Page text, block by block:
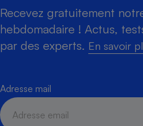
Recevez gratuitement
hebdomadaire ! Actus,
par des experts. En savoir
Adresse mail